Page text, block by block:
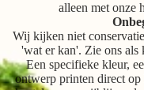
alleen met onze
Wij kijken niet
'wat er kan'. Zie ons als
Een specifieke kleur,
ontwerp printen direct